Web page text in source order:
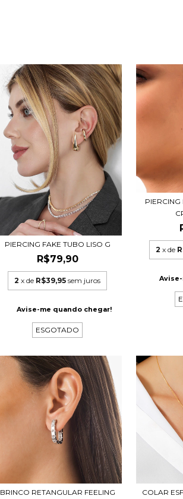
PIERCING FAKE TUBO LISO G
R$79,90
2 x de R$39,95 sem juros
Avise-me quando chegar!
ESGOTADO
PIERCING
2 x de
BRINCO RETANGULAR FEELING
COLAR